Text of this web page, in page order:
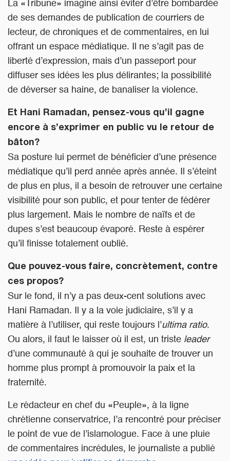
La «Tribune» imagine ainsi éviter d’être bombardée
de ses demandes de publication de courriers de
lecteur, de chroniques et de commentaires, en lui
offrant un espace médiatique. Il ne s’agit pas de
liberté d’expression, mais d’un passeport pour
diffuser ses idées les plus délirantes; la possibilité
de déverser sa haine, de banaliser la violence.
Et Hani Ramadan, pensez-vous qu’il gagne
encore à s’exprimer en public vu le retour de
bâton?
Sa posture lui permet de bénéficier d’une présence
médiatique qu’il perd année après année. Il s’éteint
de plus en plus, il a besoin de retrouver une certaine
visibilité pour son public, et pour tenter de fédérer
plus largement. Mais le nombre de naïfs et de
dupes s’est beaucoup évaporé. Reste à espérer
qu’il finisse totalement oublié.
Que pouvez-vous faire, concrètement, contre
ces propos?
Sur le fond, il n’y a pas deux-cent solutions avec
Hani Ramadan. Il y a la voie judiciaire, s’il y a
matière à l’utiliser, qui reste toujours l’ultima ratio.
Ou alors, il faut le laisser où il est, un triste leader
d’une communauté à qui je souhaite de trouver un
homme plus prompt à promouvoir la paix et la
fraternité.
Le rédacteur en chef du «Peuple», à la ligne
chrétienne conservatrice, l’a rencontré pour préciser
le point de vue de l’islamologue. Face à une pluie
de commentaires incrédules, le journaliste a publié